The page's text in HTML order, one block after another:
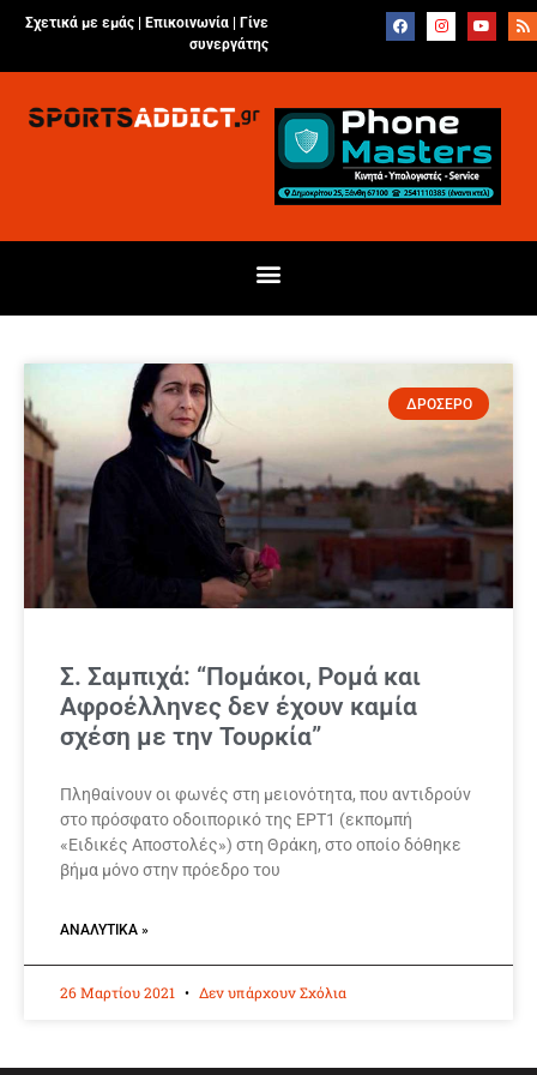
Σχετικά με εμάς | Επικοινωνία
Γίνε
συνεργάτης
ΔΡΟΣΕΡΟ
Σ. Σαμπιχά: “Πομάκοι, Ρομά και
Αφροέλληνες δεν έχουν καμία
σχέση με την Τουρκία”
Πληθαίνουν οι φωνές στη μειονότητα, που αντιδρούν
στο πρόσφατο οδοιπορικό της ΕΡΤ1 (εκπομπή
«Ειδικές Αποστολές») στη Θράκη, στο οποίο δόθηκε
βήμα μόνο στην πρόεδρο του
ΑΝΑΛΥΤΙΚΆ »
26 Μαρτίου 2021 Δεν υπάρχουν Σχόλια